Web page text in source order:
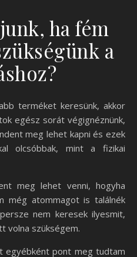
ha fém
a
egész sorát végignéznünk,
meg lehet kapni és ezek
olcsóbbak, mint a fizikai
meg lehet venni, hogyha
még atommagot is találnék
nem keresek ilyesmit,
volna szükségem.
egyébként pont meg tudtam